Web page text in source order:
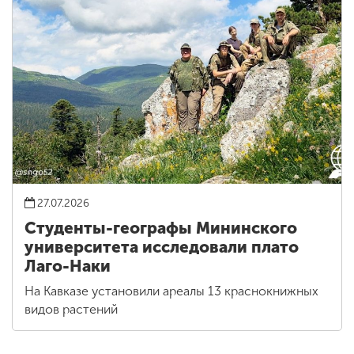
27.07.2026
Студенты-географы Мининского
университета исследовали плато
Лаго-Наки
На Кавказе установили ареалы 13 краснокнижных
видов растений